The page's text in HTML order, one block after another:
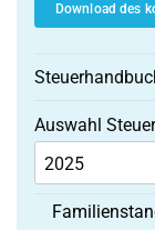
Download des
Auswahl